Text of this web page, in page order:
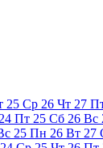
25 Ср 26 Чт 27
24 Пт 25 Сб 26 Вс
25 Пн 26 Вт 27